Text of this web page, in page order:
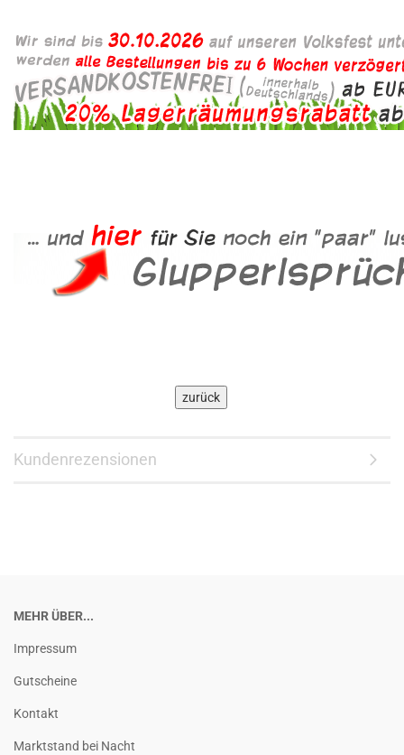
Kundenrezensionen
MEHR ÜBER...
Impressum
Gutscheine
Kontakt
Marktstand bei Nacht